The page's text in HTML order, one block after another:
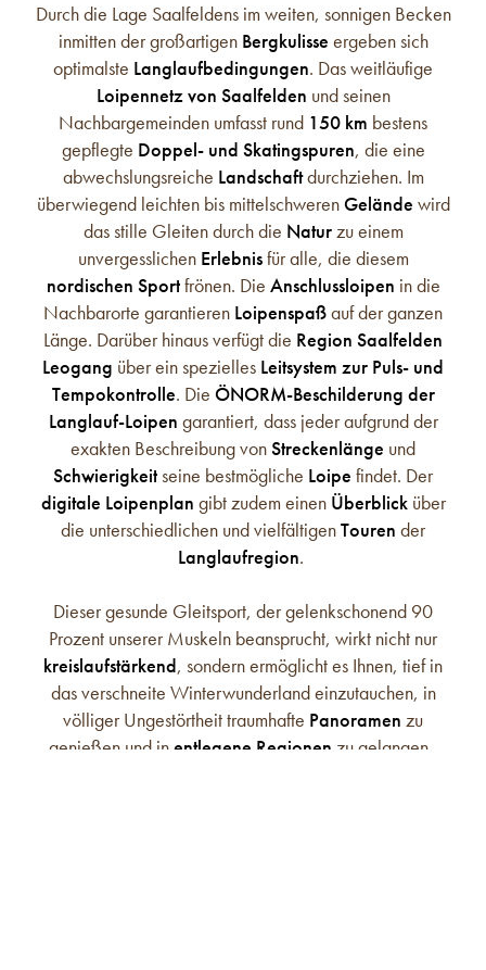
Durch die Lage Saalfeldens im weiten, sonnigen Becken
inmitten der großartigen Bergkulisse ergeben sich
optimalste Langlaufbedingungen. Das weitläufige
Loipennetz von Saalfelden und seinen
Nachbargemeinden umfasst rund 150 km bestens
gepflegte Doppel- und Skatingspuren, die eine
abwechslungsreiche Landschaftdurchziehen. Im
überwiegend leichten bis mittelschwerenGelände wird
das stille Gleiten durch die Naturzu einem
unvergesslichen Erlebnisfür alle, die diesem
nordischen Sportfrönen. Die Anschlussloipen in die
Nachbarorte garantieren Loipenspaßauf der ganzen
Länge. Darüber hinaus verfügt die Region Saalfelden
Leogang über ein spezielles Leitsystem zur Puls- und
Tempokontrolle. Die ÖNORM-Beschilderung der
Langlauf-Loipen garantiert, dass jeder aufgrund der
exakten Beschreibung vonStreckenlänge und
Schwierigkeitseine bestmögliche Loipe findet. Der
digitale Loipenplan gibt zudem einen Überblick über
die unterschiedlichen und vielfältigenTouren der
Langlaufregion.
Dieser gesunde Gleitsport, der gelenkschonend 90
Prozent unserer Muskeln beansprucht, wirkt nicht nur
kreislaufstärkend, sondern ermöglicht es Ihnen, tief in
das verschneite Winterwunderland einzutauchen, in
völliger Ungestörtheit traumhafte Panoramen zu
genießen und inentlegene Regionen zu gelangen.